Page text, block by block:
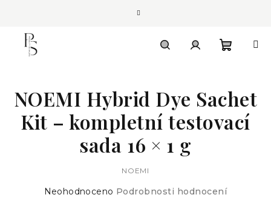
košík
NOEMI Hybrid Dye Sachet
Kit – kompletní testovací
sada 16 × 1 g
NOEMI
Průměrné
Neohodnoceno Podrobnosti hodnocení